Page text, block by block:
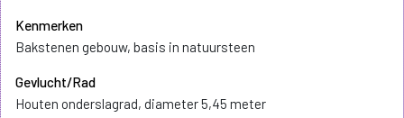
Kenmerken
Bakstenen gebouw, basis in natuursteen
Gevlucht/Rad
Houten onderslagrad, diameter 5,45 meter